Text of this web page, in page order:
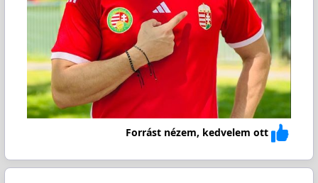
Forrást nézem, kedvelem ott